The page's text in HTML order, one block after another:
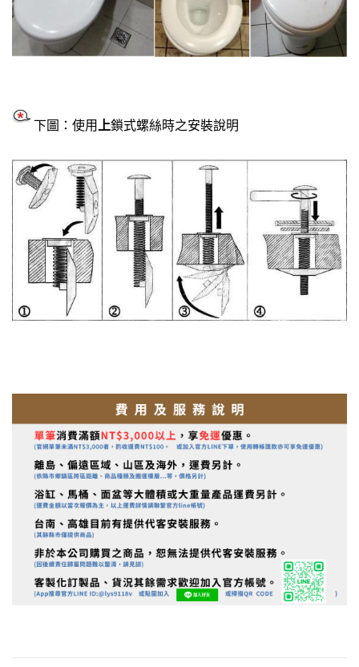
下圖：使用 上鎖式螺絲時之安裝說明